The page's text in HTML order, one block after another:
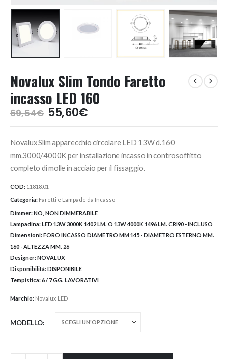
Novalux Slim Tondo Faretto
incasso LED 160
69,54€ Il
prezzo
era:
69,54€.
55,60€Il
prezzo
è:
55,60€.
Novalux Slim apparecchio circolare LED 13W d.160
mm.3000/4000K per installazione incasso in controsoffitto
completo di molle in acciaio per il fissaggio.
COD: 11818.01
Categoria: Faretti e Lampade da Incasso
Dimmer:NO, NON DIMMERABILE
Lampadina:LED 13W 3000K 1402 LM. O 13W 4000K 1496 LM. CRI90 - INCLUSO
Dimensioni:FORO INCASSO DIAMETRO MM 145 - DIAMETRO ESTERNO MM.
160 - ALTEZZA MM. 26
Designer:NOVALUX
Disponibilità:DISPONIBILE
Tempistica:6 / 7 GG. LAVORATIVI
Marchio: Novalux LED
MODELLO